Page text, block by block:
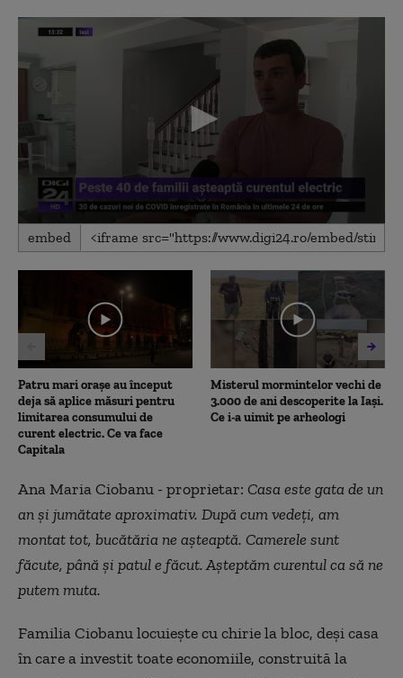
0
seconds
2
seconds
embed
Patru mari orașe au început
deja să aplice măsuri pentru
limitarea consumului de
curent electric. Ce va face
Capitala
Misterul mormintelor vechi de
3.000 de ani descoperite la Iași.
Ce i-a uimit pe arheologi
Ana Maria Ciobanu - proprietar: Casa este gata de un
an și jumătate aproximativ. După cum vedeți, am
montat tot, bucătăria ne așteaptă. Camerele sunt
făcute, până și patul e făcut. Așteptăm curentul ca să ne
putem muta.
Familia Ciobanu locuiește cu chirie la bloc, deși casa
în care a investit toate economiile, construită la